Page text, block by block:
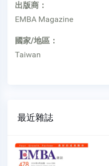
出版商：
EMBA Magazine
國家/地區：
Taiwan
最近雜誌